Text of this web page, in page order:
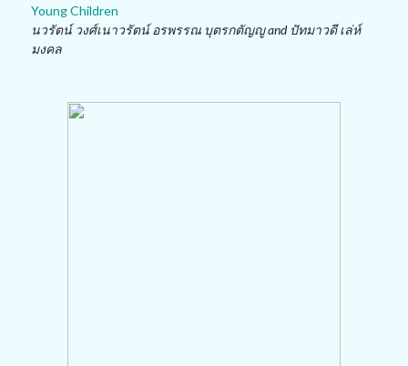
Young Children
นวรัตน์ วงศ์เนาวรัตน์ อรพรรณ บุตรกตัญญู and ปัทมาวดี เล่ห์
มงคล